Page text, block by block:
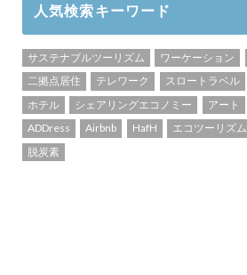
人気検索キーワード
サステナブルツーリズム ワーケーション
二拠点居住
テレワーク スロートラベル
ホテル
シェアリングエコノミー アート
ADDress
Airbnb HafH エコツーリズム
脱炭素